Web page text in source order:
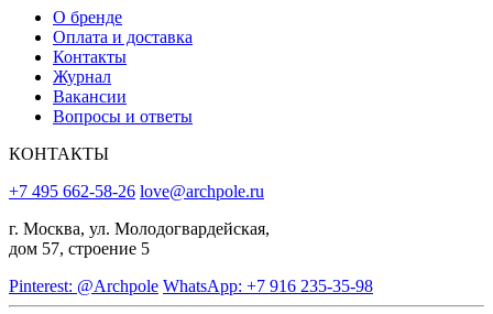
О бренде
Оплата и доставка
Контакты
Журнал
Вакансии
Вопросы и ответы
КОНТАКТЫ
+7 495 662-58-26 love@archpole.ru
г. Москва, ул. Молодогвардейская,
дом 57, строение 5
Pinterest: @Archpole WhatsApp: +7 916 235-35-98